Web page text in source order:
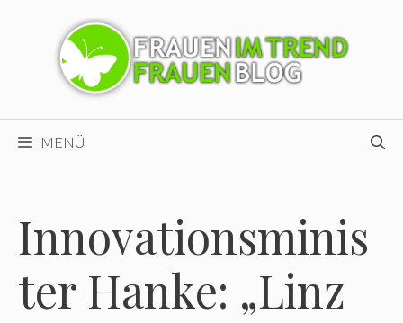
MENÜ
Innovationsminis
ter Hanke: „Linz